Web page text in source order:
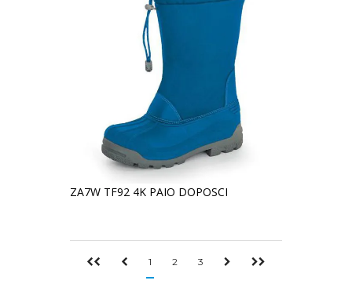
ZA7W TF92 4K PAIO DOPOSCI
1 2 3